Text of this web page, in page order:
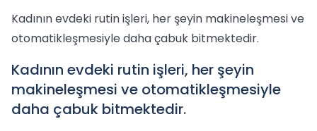
Kadının evdeki rutin işleri, her şeyin makineleşmesi ve
otomatikleşmesiyle daha çabuk bitmektedir.
Kadının evdeki rutin işleri, her şeyin
makineleşmesi ve otomatikleşmesiyle
daha çabuk bitmektedir.